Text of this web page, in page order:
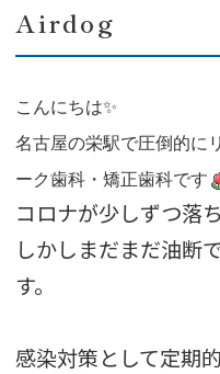
Airdog
こんにちは✨
名古屋の栄駅で圧倒的に
ーク歯科・矯正歯科です
コロナが少しずつ落
しかしまだまだ油断
す。
感染対策として定期